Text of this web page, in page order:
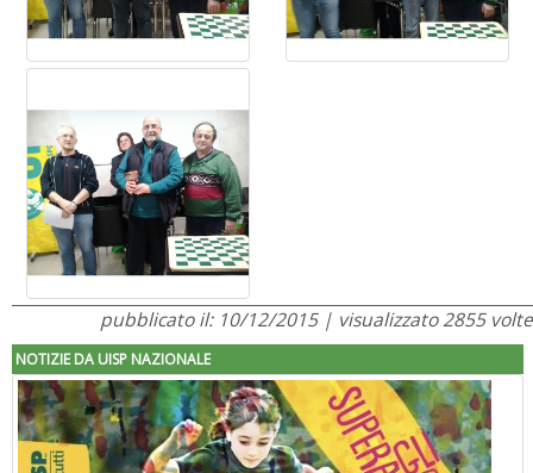
pubblicato il: 10/12/2015 | visualizzato 2855 volte
NOTIZIE DA UISP NAZIONALE